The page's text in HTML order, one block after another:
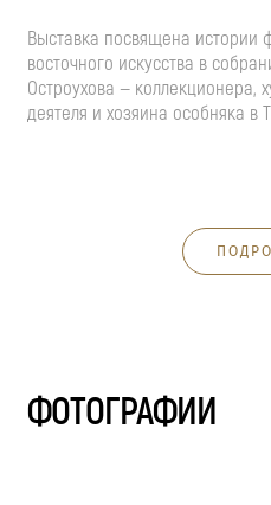
Выставка посвящена истории
восточного искусства в
Остроухова — коллекционера,
деятеля и хозяина особняка в
ФОТОГРАФИИ